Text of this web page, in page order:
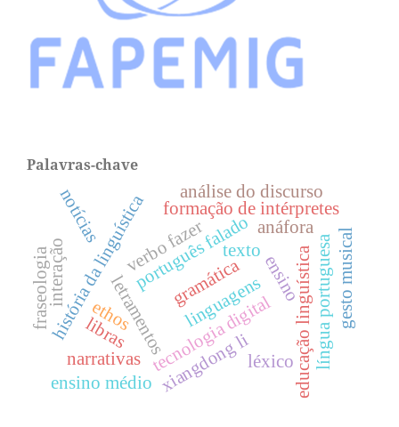
Palavras-chave
linguagens
letramentos ensino
tecnologia digital
gramática
história da linguísticaportuguês falado
texto educação linguística
xiangdong li
formação de intérpretes
narrativas
interação verbo fazer anáfora
ensino médio
língua portuguesa
análise do discurso
gesto musical
ethos
fraseologia
léxico
libras
notícias